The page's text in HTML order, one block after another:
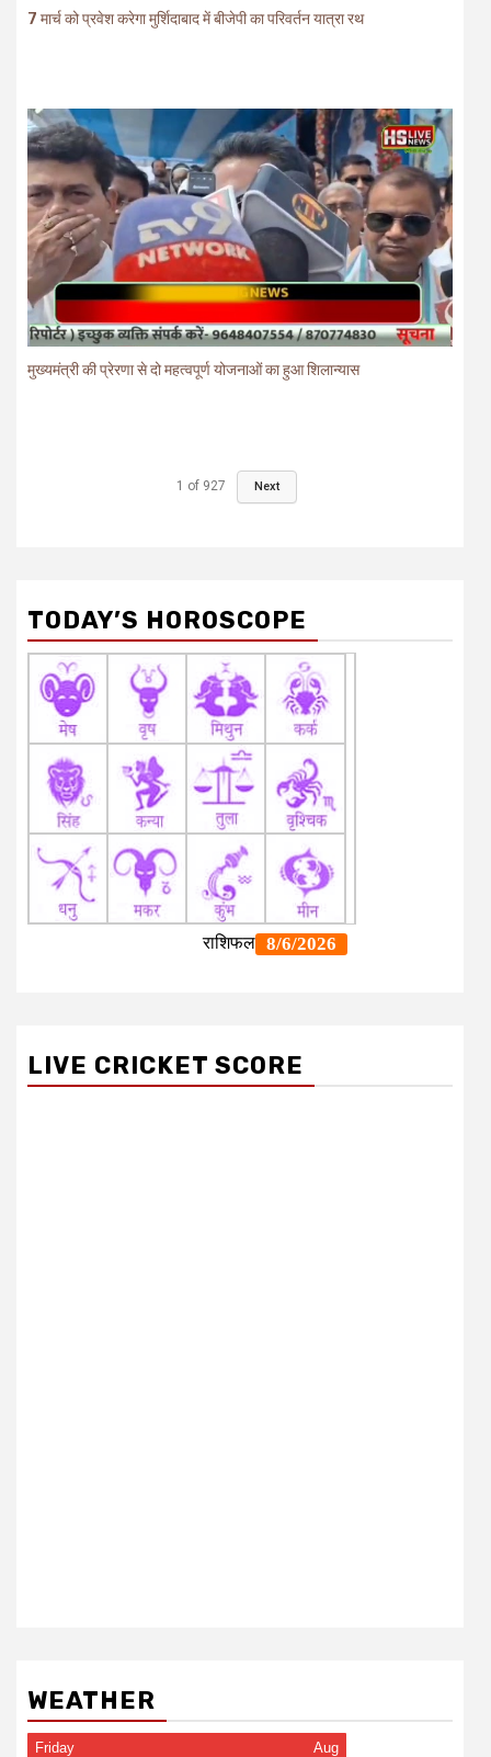
7 मार्च को प्रवेश करेगा मुर्शिदाबाद में बीजेपी का परिवर्तन यात्रा रथ
मुख्यमंत्री की प्रेरणा से दो महत्वपूर्ण योजनाओं का हुआ शिलान्यास
1 of 927 Next
TODAY’S HOROSCOPE
LIVE CRICKET SCORE
WEATHER
Friday Aug